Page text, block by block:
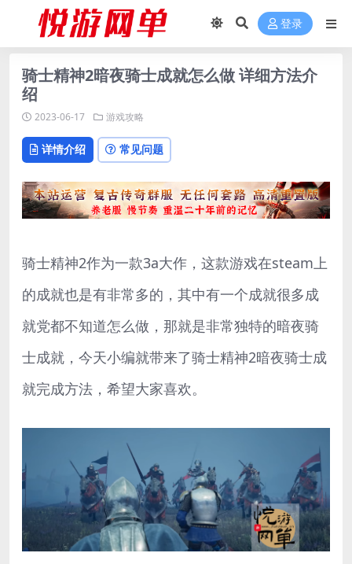
登录
骑士精神2暗夜骑士成就怎么做 详细方法介
绍
2023-06-17 游戏攻略
详情介绍 常见问题
骑士精神2作为一款3a大作，这款游戏在steam上
的成就也是有非常多的，其中有一个成就很多成
就党都不知道怎么做，那就是非常独特的暗夜骑
士成就，今天小编就带来了骑士精神2暗夜骑士成
就完成方法，希望大家喜欢。